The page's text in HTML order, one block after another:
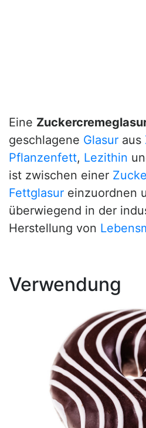
Eine
geschlagene Glasur aus
Pflanzenfett, Lezithin
ist zwischen einer
Fettglasur einzuordnen
überwiegend in der
Herstellung von
Verwendung